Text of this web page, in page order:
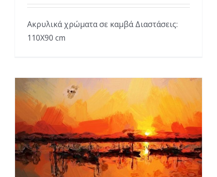
Ακρυλικά χρώματα σε καμβά Διαστάσεις:
110Χ90 cm